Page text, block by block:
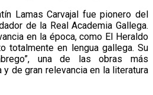
Lamas Carvajal fue pionero del
de la Real Academia Gallega.
en la época, como El Heraldo
totalmente en lengua gallega. Su
una de las obras más
de gran relevancia en la literatura